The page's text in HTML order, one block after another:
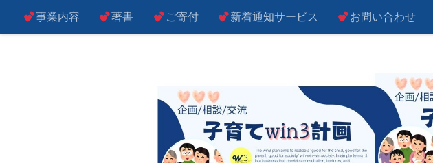
コンテンツへスキップ
事業内容 著書 ご寄付 新着通知サービス お問い合わせ